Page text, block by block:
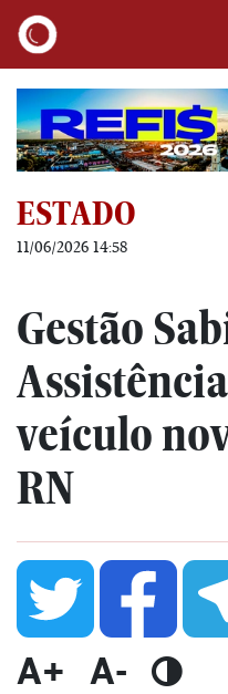
ESTADO
11/06/2026 14:58
Gestão
veículo
RN
A+ A-